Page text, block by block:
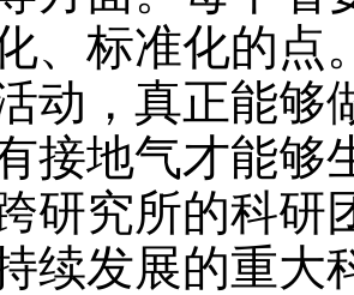
、标准化的点
动，真正能够
接地气才能够
研究所的科研
续发展的重大